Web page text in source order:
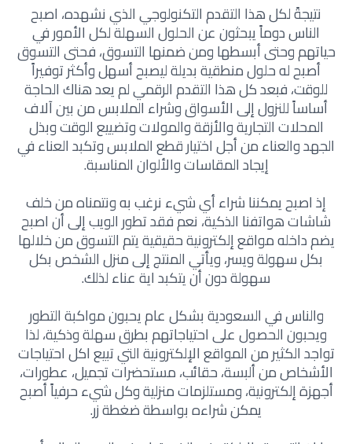
نتيجةً لكل هذا التقدم التكنولوجي الذي نشهده، اصبح
الناس دوماً يبحثون عن الحلول السهلة لكل الأمور في
حياتهم وحتى أبسطها ومن ضمنها التسوق، فحتى التسوق
أصبح له حلول منطقية بديلة ليصبح أسهل وأكثر توفيراً
للوقت، فبعد كل هذا التقدم الرقمي لم يعد هناك الحاجة
أساساً للنزول إلى الأسواق وشراء الملابس من بين آلاف
المحلات التجارية والأزقة والمولات وتضييع الوقت وبذل
الجهد والعناء من أجل اختيار قطع الملابس وتكبد العناء في
إيجاد المقاسات والألوان المناسبة.
إذ اصبح يمكننا شراء أي شيء نرغب به ونتمناه من خلف
شاشات هواتفنا الذكية، نعم فقد تطور الويب إلى أن اصبح
يضم داخله مواقع إلكترونية حقيقية يتم التسوق من خلالها
بكل سهولة ويسر، ويأتي المنتج إلى منزل الشخص بكل
سهولة دون أن يتكبد اية عناء لذلك.
والناس في السعودية بشكل عام يحبون مواكبة التطور
ويحبون الحصول على احتياجاتهم بطرق سهلة وذكية، لذا
تواجد الكثير من المواقع الإلكترونية التي تبيع اكل احتياجات
الأشخاص من ألبسة، حقائب، مستحضرات تجميل، عطورات،
أجهزة إلكترونية، ومستلزمات منزلية وكل شيء حرفياً أصبح
يمكن شراءه بواسطة ضغطة زر.